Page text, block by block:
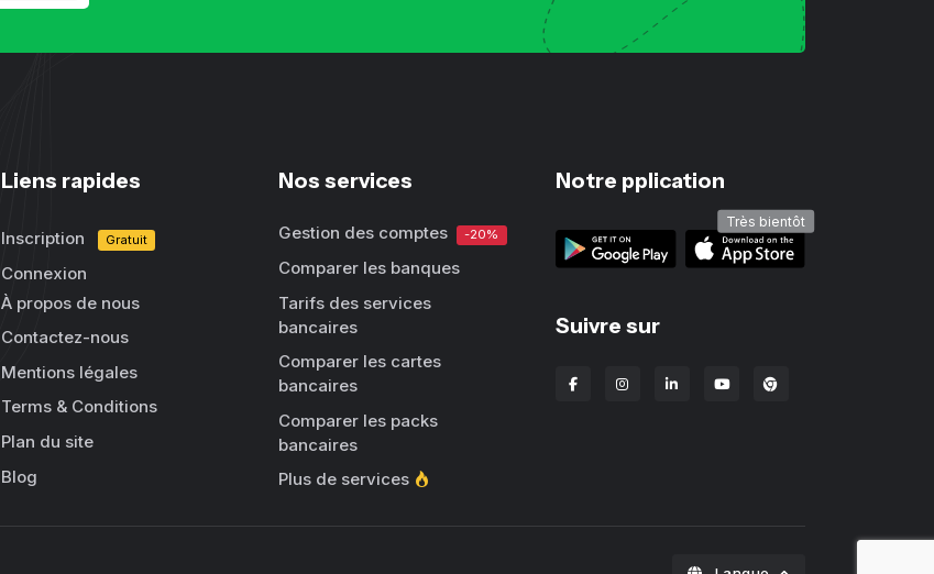
Liens rapides
Inscription Gratuit
Connexion
À propos de nous
Contactez-nous
Mentions légales
Terms & Conditions
Plan du site
Blog
Nos services
Gestion des comptes -20%
Comparer les banques
Tarifs des services
bancaires
Comparer les cartes
bancaires
Comparer les packs
bancaires
Plus de services
Notre pplication
Très bientôt
Suivre sur
Extension Chrome